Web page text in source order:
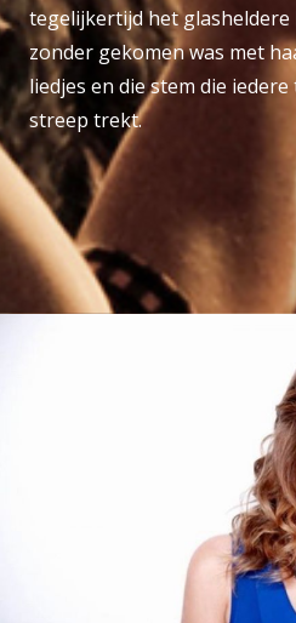
tegelijkertijd het glasheldere
zonder gekomen was met
liedjes en die stem die
streep trekt.